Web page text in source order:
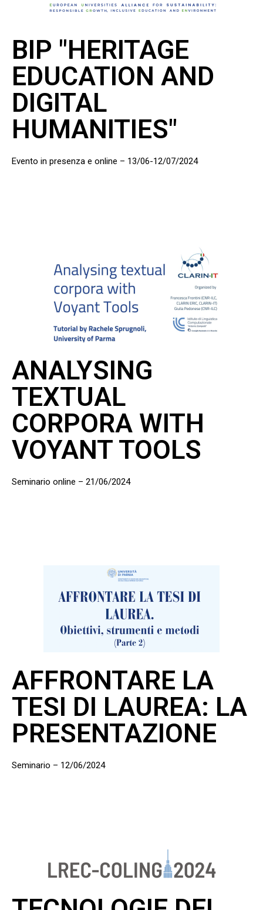
BIP "HERITAGE
EDUCATION AND
DIGITAL
HUMANITIES"
Evento in presenza e online – 13/06-12/07/2024
ANALYSING
TEXTUAL
CORPORA WITH
VOYANT TOOLS
Seminario online – 21/06/2024
AFFRONTARE LA
TESI DI LAUREA: LA
PRESENTAZIONE
Seminario – 12/06/2024